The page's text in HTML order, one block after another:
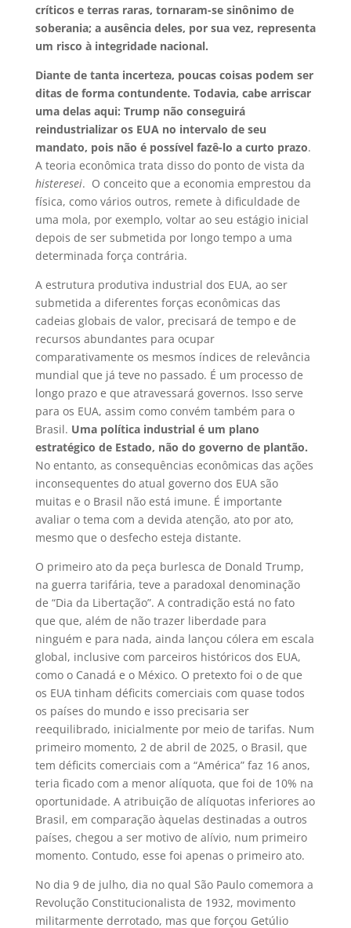
críticos e terras raras, tornaram-se sinônimo de
soberania; a ausência deles, por sua vez, representa
um risco à integridade nacional.
Diante de tanta incerteza, poucas coisas podem ser
ditas de forma contundente. Todavia, cabe arriscar
uma delas aqui: Trump não conseguirá
reindustrializar os EUA no intervalo de seu
mandato, pois não é possível fazê-lo a curto prazo.
A teoria econômica trata disso do ponto de vista da
histeresei. O conceito que a economia emprestou da
física, como vários outros, remete à dificuldade de
uma mola, por exemplo, voltar ao seu estágio inicial
depois de ser submetida por longo tempo a uma
determinada força contrária.
A estrutura produtiva industrial dos EUA, ao ser
submetida a diferentes forças econômicas das
cadeias globais de valor, precisará de tempo e de
recursos abundantes para ocupar
comparativamente os mesmos índices de relevância
mundial que já teve no passado. É um processo de
longo prazo e que atravessará governos. Isso serve
para os EUA, assim como convém também para o
Brasil. Uma política industrial é um plano
estratégico de Estado, não do governo de plantão.
No entanto, as consequências econômicas das ações
inconsequentes do atual governo dos EUA são
muitas e o Brasil não está imune. É importante
avaliar o tema com a devida atenção, ato por ato,
mesmo que o desfecho esteja distante.
O primeiro ato da peça burlesca de Donald Trump,
na guerra tarifária, teve a paradoxal denominação
de “Dia da Libertação”. A contradição está no fato
que que, além de não trazer liberdade para
ninguém e para nada, ainda lançou cólera em escala
global, inclusive com parceiros históricos dos EUA,
como o Canadá e o México. O pretexto foi o de que
os EUA tinham déficits comerciais com quase todos
os países do mundo e isso precisaria ser
reequilibrado, inicialmente por meio de tarifas. Num
primeiro momento, 2 de abril de 2025, o Brasil, que
tem déficits comerciais com a “América” faz 16 anos,
teria ficado com a menor alíquota, que foi de 10% na
oportunidade. A atribuição de alíquotas inferiores ao
Brasil, em comparação àquelas destinadas a outros
países, chegou a ser motivo de alívio, num primeiro
momento. Contudo, esse foi apenas o primeiro ato.
No dia 9 de julho, dia no qual São Paulo comemora a
Revolução Constitucionalista de 1932, movimento
militarmente derrotado, mas que forçou Getúlio